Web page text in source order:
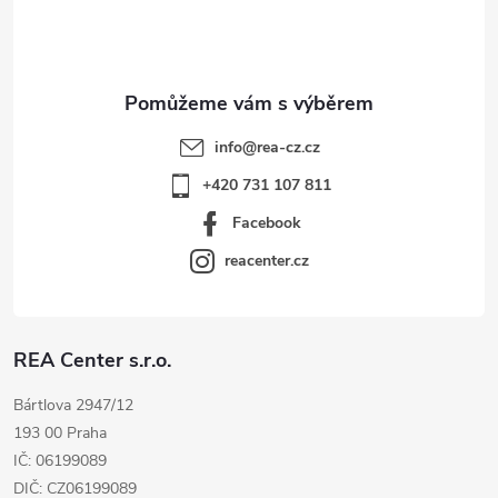
REA Center s.r.o.
Bártlova 2947/12
193 00 Praha
IČ: 06199089
DIČ: CZ06199089
info@rea-cz.cz
+420 731 107 811
Facebook
reacenter.cz